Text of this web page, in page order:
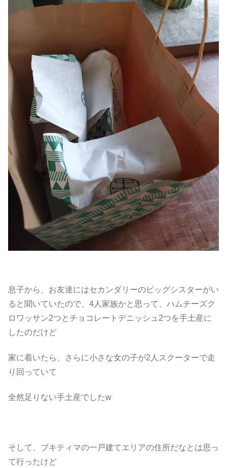
息子から、お友達にはセカンダリーのビッグシスターがい
ると聞いていたので、4人家族かと思って、ハムチーズク
ロワッサン2つとチョコレートデニッシュ2つを手土産に
したのだけど
家に着いたら、さらに小さな女の子が2人スクーターで走
り回っていて
全然足りない手土産でしたw
そして、ブキティマの一戸建てエリアの住所だなとは思っ
て行ったけど